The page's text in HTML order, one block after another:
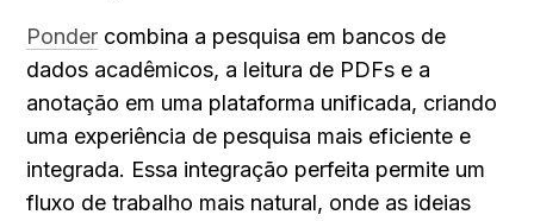
Ponder combina a pesquisa em bancos de
dados acadêmicos, a leitura de PDFs e a
anotação em uma plataforma unificada, criando
uma experiência de pesquisa mais eficiente e
integrada. Essa integração perfeita permite um
fluxo de trabalho mais natural, onde as ideias